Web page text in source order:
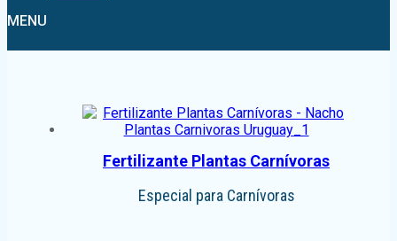
MENU
Fertilizante Plantas Carnívoras
Especial para Carnívoras